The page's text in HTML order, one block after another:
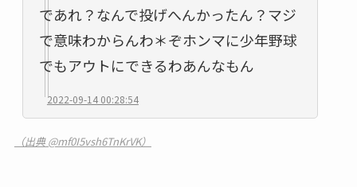
であれ？なんで投げへんかったん？マジ
で意味わからんわ＊ぞホンマに少年野球
でもアウトにできるわあんなもん
2022-09-14 00:28:54
（出典 @mf0I5vsh6TnKrVK）